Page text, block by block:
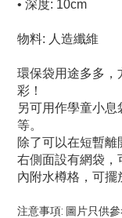
• 深度: 10cm
物料: 人造纖維
環保袋用途多多，
彩！
另可用作學童小
等。
除了可以在短暫離
右側面設有網袋，
內附水樽格，可擺
注意事項: 圖片只供